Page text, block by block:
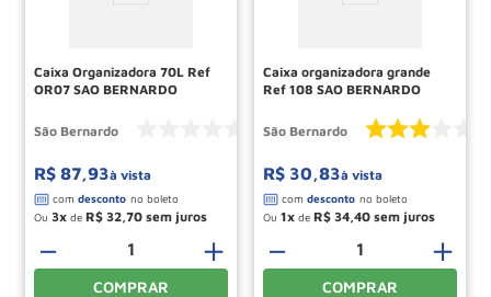
Caixa Organizadora 70L Ref
OR07 SAO BERNARDO
São Bernardo
R$ 87,93à vista
Ou 3 de R$ 32 70
＋
－
COMPRAR
Caixa organizadora grande
Ref 108 SAO BERNARDO
São Bernardo
R$ 30,83à vista
Ou 1 de R$ 34 40
＋
－
COMPRAR